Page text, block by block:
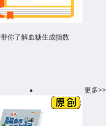
带你了解血糖生成指数
更多>>